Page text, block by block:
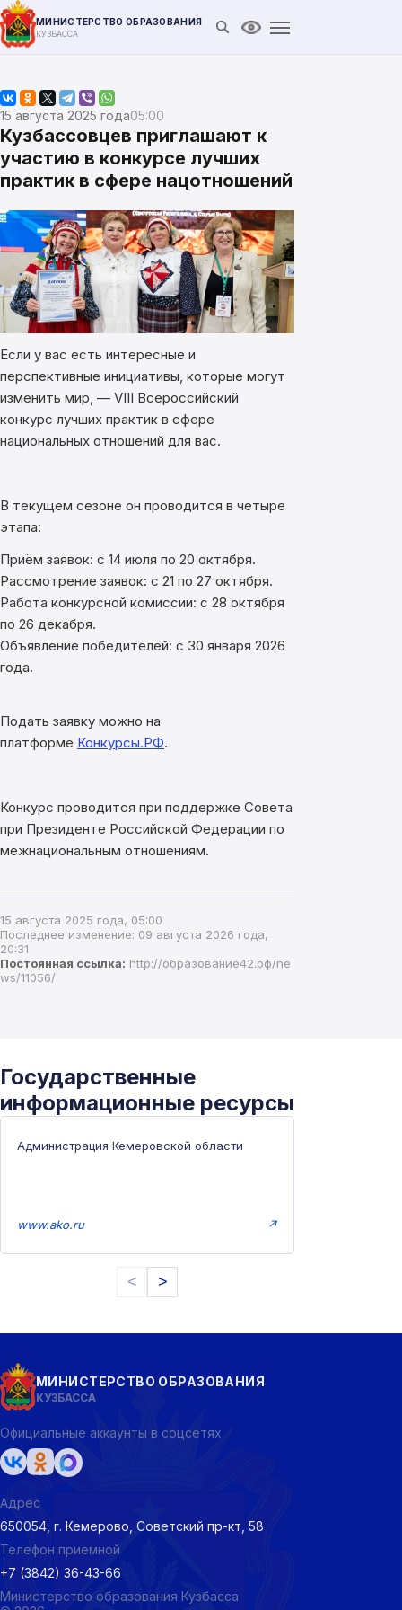
МИНИСТЕРСТВО ОБРАЗОВАНИЯ
КУЗБАССА Открыть поиск
Версия для
15 августа 2025 года05:00
Кузбассовцев приглашают к
участию в конкурсе лучших
практик в сфере нацотношений
Если у вас есть интересные и
перспективные инициативы, которые могут
изменить мир, — VIII Всероссийский
конкурс лучших практик в сфере
национальных отношений для вас.
В текущем сезоне он проводится в четыре
этапа:
Приём заявок: с 14 июля по 20 октября.
Рассмотрение заявок: с 21 по 27 октября.
Работа конкурсной комиссии: с 28 октября
по 26 декабря.
Объявление победителей: с 30 января 2026
года.
Подать заявку можно на
платформе Конкурсы.РФ.
Конкурс проводится при поддержке Совета
при Президенте Российской Федерации по
межнациональным отношениям.
15 августа 2025 года, 05:00
Последнее изменение: 09 августа 2026 года,
20:31
Постоянная ссылка: http://образование42.рф/ne
ws/11056/
Государственные
информационные ресурсы
Администрация Кемеровской области
www.ako.ru ↗
< >
МИНИСТЕРСТВО ОБРАЗОВАНИЯ
КУЗБАССА
Официальные аккаунты в соцсетях
Телефон приемной
+7 (3842) 36-43-66
Адрес
650054, г. Кемерово, Советский пр-кт, 58
Министерство образования Кузбасса